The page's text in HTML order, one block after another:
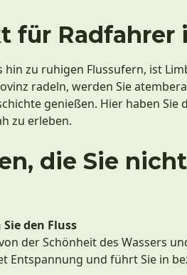
für Radfahrer
zu ruhigen Flussufern, ist
radeln, werden Sie
genießen. Hier haben Sie
zu erleben.
die Sie nicht
den Fluss
der Schönheit des Wassers
Entspannung und führt Sie in